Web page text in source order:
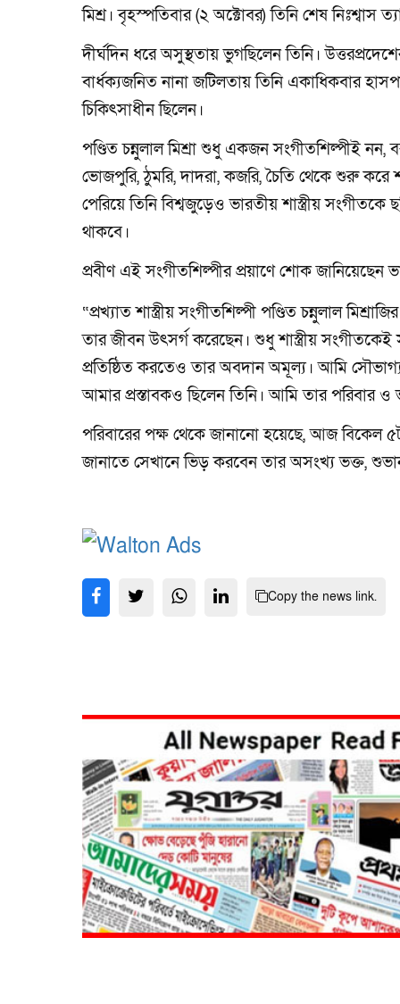
মিশ্র। বৃহস্পতিবার (২ অক্টোবর) তিনি শেষ
দীর্ঘদিন ধরে অসুস্থতায় ভুগছিলেন তিনি।
বার্ধক্যজনিত নানা জটিলতায় তিনি একাধিকবার
চিকিৎসাধীন ছিলেন।
পণ্ডিত চন্নুলাল মিশ্রা শুধু একজন সংগীতশিল্পীই নন,
ভোজপুরি, ঠুমরি, দাদরা, কজরি, চৈতি থেকে শুরু করে
পেরিয়ে তিনি বিশ্বজুড়েও ভারতীয় শাস্ত্রীয়
থাকবে।
প্রবীণ এই সংগীতশিল্পীর প্রয়াণে শোক জানিয়েছেন
“প্রখ্যাত শাস্ত্রীয় সংগীতশিল্পী পণ্ডিত চন্নুলাল
তার জীবন উৎসর্গ করেছেন। শুধু শাস্ত্রীয়
প্রতিষ্ঠিত করতেও তার অবদান অমূল্য। আমি
আমার প্রস্তাবকও ছিলেন তিনি। আমি তার পরিবার ও
পরিবারের পক্ষ থেকে জানানো হয়েছে, আজ বিকেল
জানাতে সেখানে ভিড় করবেন তার অসংখ্য ভক্ত,
Copy the news link.